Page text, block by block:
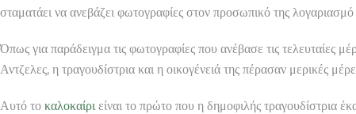
σταματάει να ανεβάζει φωτογραφίες στον προσωπικό της
Όπως για παράδειγμα τις φωτογραφίες που ανέβασε τις τελευταίες
Αντζελες, η τραγουδίστρια και η οικογένειά της πέρασαν μερικές
Αυτό το καλοκαίρι είναι το πρώτο που η δημοφιλής τραγουδίστρια